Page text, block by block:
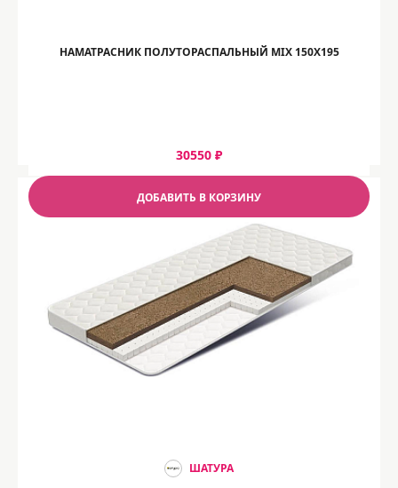
НАМАТРАСНИК ПОЛУТОРАСПАЛЬНЫЙ MIX 150Х195
30550 ₽
ДОБАВИТЬ В КОРЗИНУ
ШАТУРА